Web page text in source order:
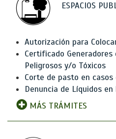
ESPACIOS
Autorización para
Certificado Generadores
Peligrosos y/o Tóxicos
Corte de pasto en casos
Denuncia de Líquidos en
MÁS TRÁMITES